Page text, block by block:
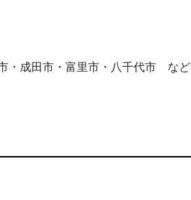
・成田市・富里市・八千代市 など